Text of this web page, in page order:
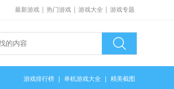
最新游戏 | 热门游戏 | 游戏大全 | 游戏专题
游戏排行榜 单机游戏大全 精美截图